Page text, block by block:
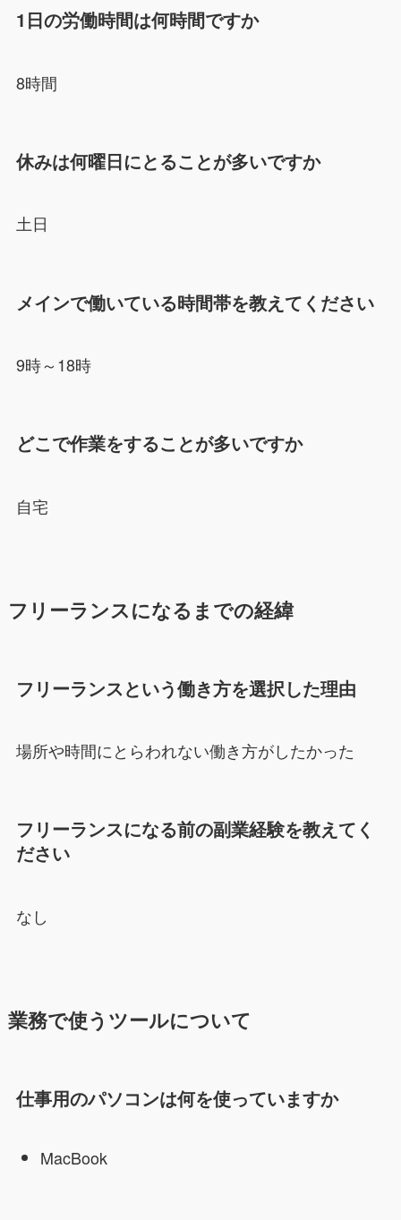
1日の労働時間は何時間ですか
8時間
休みは何曜日にとることが多いですか
土日
メインで働いている時間帯を教えてください
9時～18時
どこで作業をすることが多いですか
自宅
フリーランスになるまでの経緯
フリーランスという働き方を選択した理由
場所や時間にとらわれない働き方がしたかった
フリーランスになる前の副業経験を教えてく
ださい
なし
業務で使うツールについて
仕事用のパソコンは何を使っていますか
MacBook